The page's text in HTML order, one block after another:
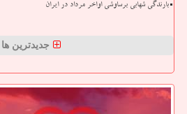
بارندگی شهابی برساوشی اواخر مرداد در ایران
جدیدترین ها